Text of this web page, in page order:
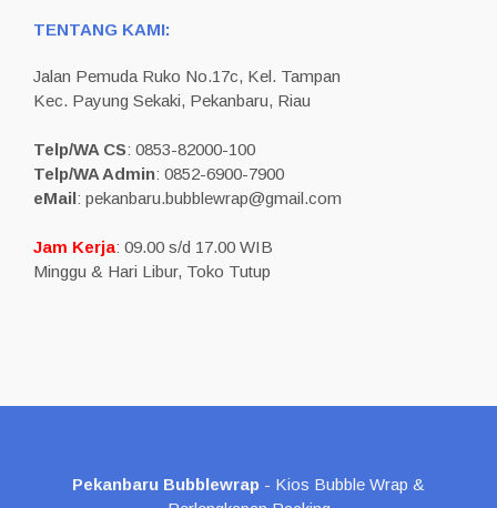
TENTANG KAMI:
Jalan Pemuda Ruko No.17c, Kel. Tampan
Kec. Payung Sekaki, Pekanbaru, Riau
Telp/WA CS: 0853-82000-100
Telp/WA Admin: 0852-6900-7900
eMail: pekanbaru.bubblewrap@gmail.com
Jam Kerja: 09.00 s/d 17.00 WIB
Minggu & Hari Libur, Toko Tutup
Pekanbaru Bubblewrap - Kios Bubble Wrap &